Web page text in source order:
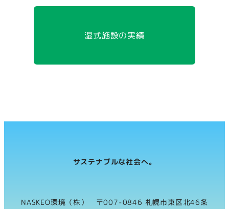
湿式施設の実績
サステナブルな社会へ。
NASKEO環境（株） 〒007-0846 札幌市東区北46条